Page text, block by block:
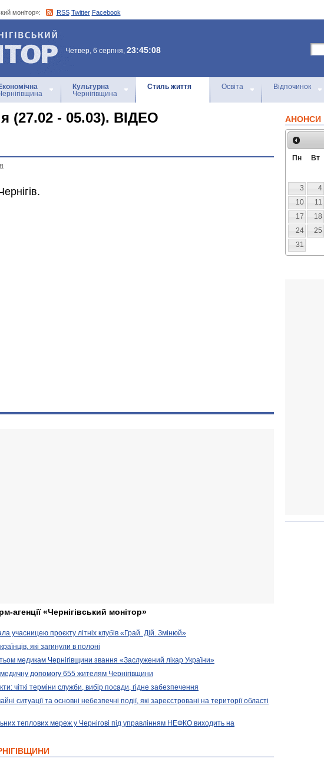
монітор»: RSS Twitter Facebook
монітор»
Четвер, 6 серпня, 23:45:08
Культурна
Чернігівщина
Стиль життя Освіта Відпочинок
(27.02 - 05.03). ВІДЕО
агенції «Чернігівський монітор»
учасницею проєкту літніх клубів «Грай. Дій. Змінюй»
які загинули в полоні
медикам Чернігівщини звання «Заслужений лікар України»
медичну допомогу 655 жителям Чернігівщини
чіткі терміни служби, вибір посади, гідне забезпечення
ситуації та основні небезпечні події, які зареєстровані на території області
теплових мереж у Чернігові під управлінням НЕФКО виходить на
АНОНСИ
Пн Вт
3
4
10
11
17
18
24
25
31